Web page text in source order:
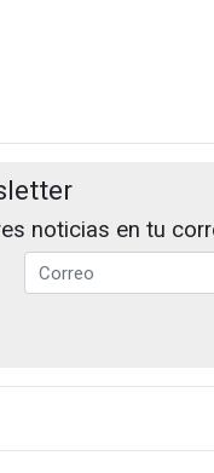
noticias en tu